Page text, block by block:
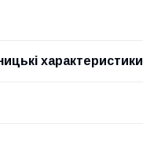
характеристики